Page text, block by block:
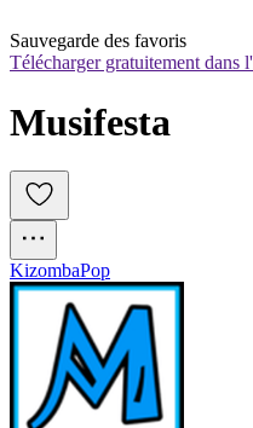
Sauvegarde des favoris
Télécharger gratuitement dans
Musifesta
KizombaPop